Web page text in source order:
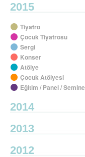
2015
Tiyatro
Çocuk Tiyatrosu
Sergi
Konser
Atölye
Çocuk Atölyesi
Eğitim / Panel /
2014
2013
2012